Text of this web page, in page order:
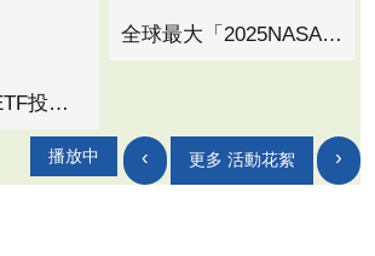
「2025臺灣週ETF投資博覽會」首度移師高雄 10月17日~19日高雄展覽館盛大登場！
全球最大「2025NASA黑客松」高雄說明會登場 產官學聯手新創挑戰世界舞台
播放中 ‹ 更多 活動花絮 ›